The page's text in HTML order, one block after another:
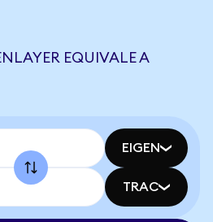
EQUIVALE A
EIGEN
TRAC